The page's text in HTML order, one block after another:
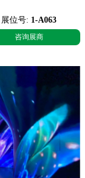
展位号: 1-A063
咨询展商